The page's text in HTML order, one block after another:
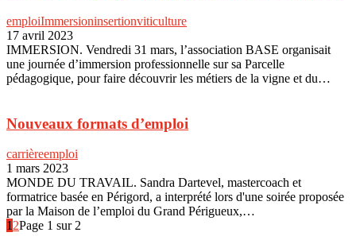
emploiImmersioninsertionviticulture
17 avril 2023
IMMERSION. Vendredi 31 mars, l’association BASE organisait
une journée d’immersion professionnelle sur sa Parcelle
pédagogique, pour faire découvrir les métiers de la vigne et du…
Nouveaux formats d’emploi
carrièreemploi
1 mars 2023
MONDE DU TRAVAIL. Sandra Dartevel, mastercoach et
formatrice basée en Périgord, a interprété lors d'une soirée proposée
par la Maison de l’emploi du Grand Périgueux,…
1 2Page 1 sur 2